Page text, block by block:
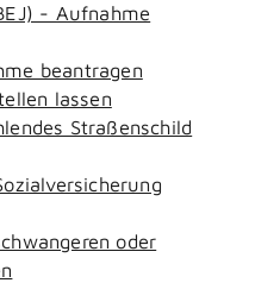
- Aufnahme
beantragen
lassen
Straßenschild
oder